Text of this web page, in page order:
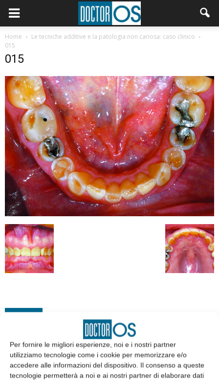
Per fornire le migliori esperienze, noi e i nostri partner
utilizziamo tecnologie come i cookie per memorizzare e/o
accedere alle informazioni del dispositivo. Il consenso a queste
tecnologie permetterà a noi e ai nostri partner di elaborare dati
Home
Le tecniche additive e la patologia non cariosa: caso clinico
015
015
EDICOLA